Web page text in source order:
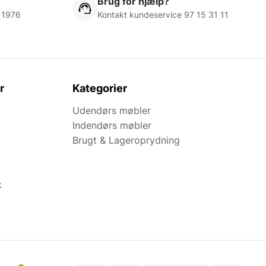
Kontakt kundeservice 97 15 31 11
Kategorier
Udendørs møbler
Indendørs møbler
Brugt & Lageroprydning